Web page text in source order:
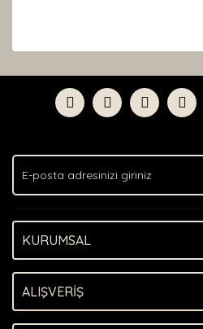
Yorum Yaz
formunu kullanarak tarafımıza
Görüş ve önerileriniz için
Ürün açıklamasında eksik
Ürün bilgilerinde hatalar
Bu ürüne benzer farklı
KURUMSAL
ALIŞVERİŞ